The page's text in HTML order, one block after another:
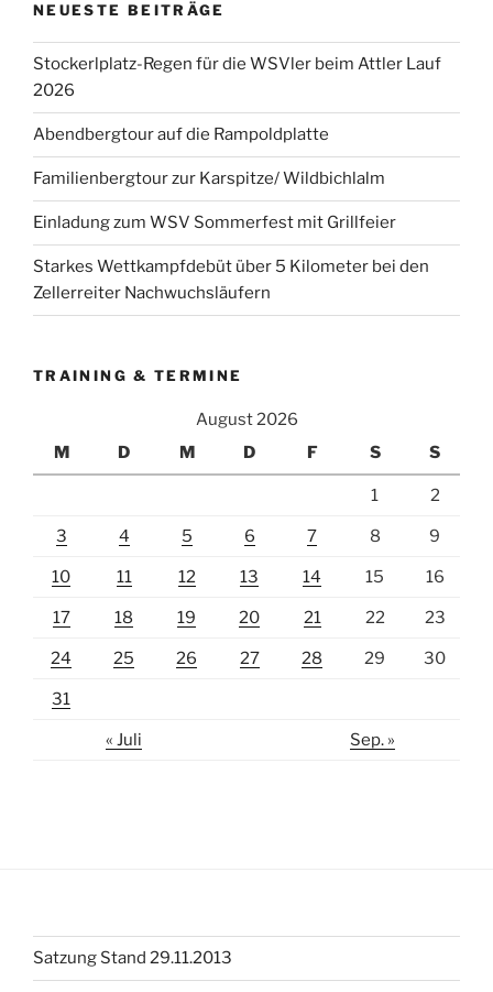
NEUESTE BEITRÄGE
Stockerlplatz-Regen für die WSVler beim Attler Lauf
2026
Abendbergtour auf die Rampoldplatte
Familienbergtour zur Karspitze/ Wildbichlalm
Einladung zum WSV Sommerfest mit Grillfeier
Starkes Wettkampfdebüt über 5 Kilometer bei den
Zellerreiter Nachwuchsläufern
TRAINING & TERMINE
August 2026
M
D M D F S S
1 2
3 4 5 6 7 8 9
10 11 12 13 14 15 16
17 18 19 20 21 22 23
24 25 26 27 28 29 30
31
« Juli Sep. »
Satzung Stand 29.11.2013